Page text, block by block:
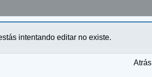
intentando editar no existe.
Atrás